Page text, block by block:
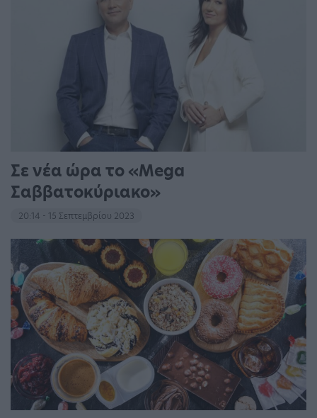
Σε νέα ώρα το «Mega
Σαββατοκύριακο»
20:14 - 15 Σεπτεμβρίου 2023